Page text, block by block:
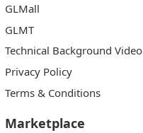
GLMall
GLMT
Technical Background Video
Privacy Policy
Terms & Conditions
Marketplace